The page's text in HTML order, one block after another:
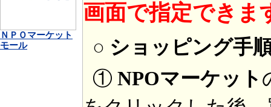
ＮＰＯマーケット
モール
画面で指定できま
○ ショッピング手
① NPOマーケット